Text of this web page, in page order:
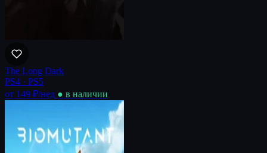
The Long Dark
PS4 · PS5
от 149 ₽/нед ● в наличии